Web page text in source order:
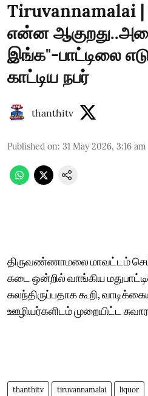
Tiruvannamalai |
என்ன
இங்க"-பாட்டிலை
காட்டிய நபர்
thanthitv
Published on: 31 May 2026, 3:16 am
திருவண்ணாமலை மாவட்டம்
கடை ஒன்றில் வாங்கிய
கலந்திருப்பதாக கூறி,
ஊழியர்களிடம் முறையிட்ட
thanthitv tiruvannamalai liquor